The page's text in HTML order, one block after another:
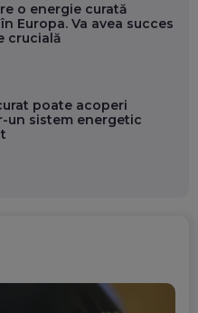
o energie curată
Europa. Va avea succes
crucială
poate acoperi
un sistem energetic